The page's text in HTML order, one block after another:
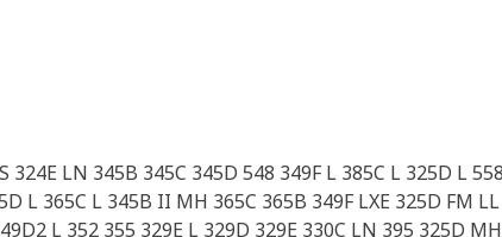
LN 345B 345C 345D 548 349F L 385C L 325D L
L 365C L 345B II MH 365C 365B 349F LXE 325D FM
L 352 355 329E L 329D 329E 330C LN 395 325D